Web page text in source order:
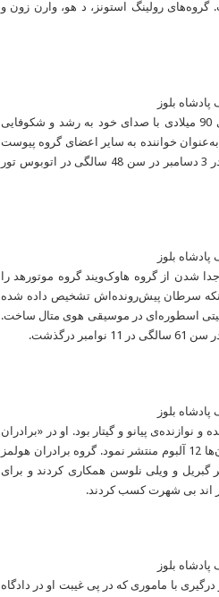
نقش بسزایی داشت. گروه‌های رولینگ استونز، د هو، وارن زون و
خواننده‌ی گروه استون تمپل پایلوتس (Stone Temple Pilots) در دهه‌ی 90 میلادی با صدای خود به رشد و شکوفایی
خواننده به سایر اعضای گروه پیوست
که نتیجه‌ی آن تشکیل گروه ولوت ریوالورز (Velvet Rewolvers) بود. او در 3 دسامبر در سن 48 سالگی در اتوبوس تور
از گروه هاوک‌ویند گروه موتورهد را
سالگی، چند روز پس از اینکه سرطان پیش‌رونده‌اش تشخیص داده شده
اسطوره‌ای در موسیقی هوی متال ساخت.
درگذشت.
او خواننده و نوازنده‌ی پیانو و گیتار بود. او در «برادران
هولمز» گروهی که با برادرانش راه انداخته بود کار می‌کرد و همراه با آن‌ها 12 آلبوم منتشر نمود. گروه برادران هولمز
و ویلی نلوسن همکاری کردند و برای
اند بی شهرت کسب کردند.
شد. او در اثر درگیری با ماموری که در پی غیبت او در دادگاه